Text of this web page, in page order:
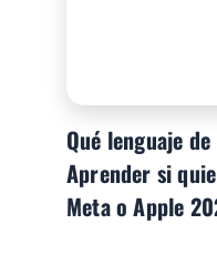
Qué lenguaje
Aprender si
Meta o Apple